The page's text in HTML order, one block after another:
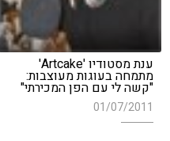
ענת מסטודיו 'Artcake'
מתמחה בעוגות מעוצבות:
"קשה לי עם הפן המכירתי"
01/07/2011